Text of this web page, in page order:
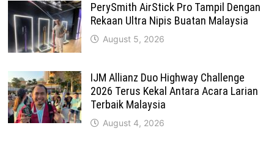
PerySmith AirStick Pro Tampil Dengan
Rekaan Ultra Nipis Buatan Malaysia
August 5, 2026
IJM Allianz Duo Highway Challenge
2026 Terus Kekal Antara Acara Larian
Terbaik Malaysia
August 4, 2026